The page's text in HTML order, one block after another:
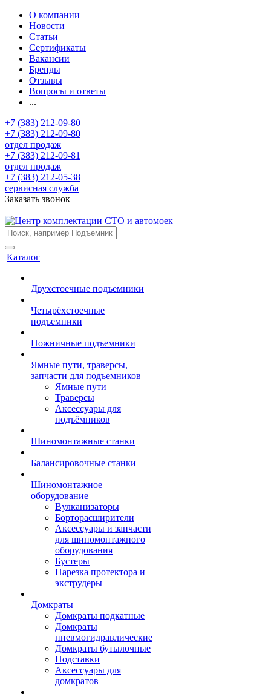
О компании
Новости
Статьи
Сертификаты
Вакансии
Бренды
Отзывы
Вопросы и ответы
...
+7 (383) 212-09-80
+7 (383) 212-09-80
отдел продаж
+7 (383) 212-09-81
отдел продаж
+7 (383) 212-05-38
сервисная служба
Заказать звонок
Каталог
Двухстоечные подъемники
Четырёхстоечные
подъемники
Ножничные подъемники
Ямные пути, траверсы,
запчасти для подъемников
Ямные пути
Траверсы
Аксессуары для
подъёмников
Шиномонтажные станки
Балансировочные станки
Шиномонтажное
оборудование
Вулканизаторы
Борторасширители
Аксессуары и запчасти
для шиномонтажного
оборудования
Бустеры
Нарезка протектора и
экструдеры
Домкраты
Домкраты подкатные
Домкраты
пневмогидравлические
Домкраты бутылочные
Подставки
Аксессуары для
домкратов